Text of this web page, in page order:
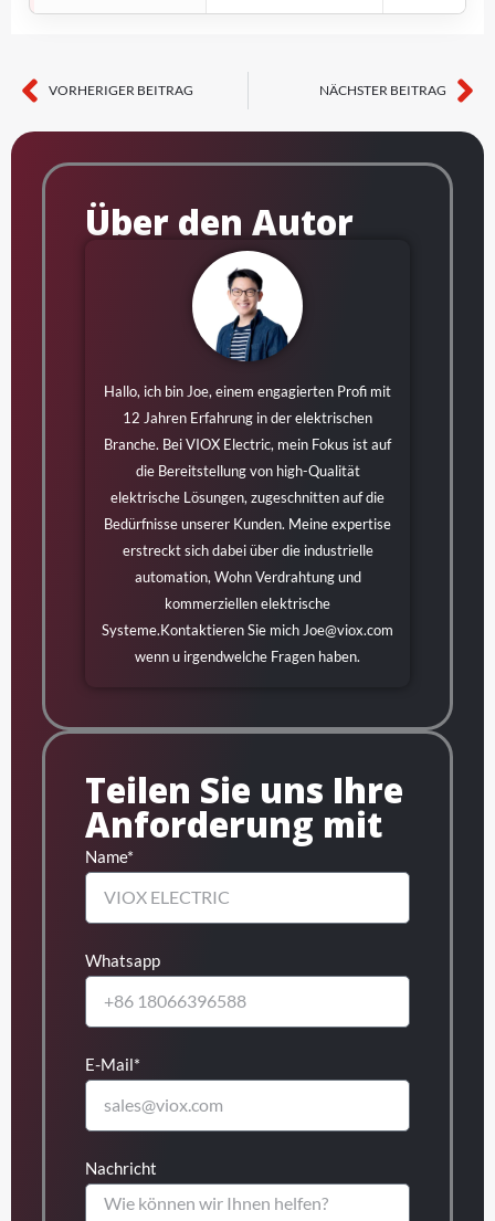
Zurück
VORHERIGER BEITRAG NÄCHSTER BEITRAG
Über den Autor
Hallo, ich bin Joe, einem engagierten Profi mit
12 Jahren Erfahrung in der elektrischen
Branche. Bei VIOX Electric, mein Fokus ist auf
die Bereitstellung von high-Qualität
elektrische Lösungen, zugeschnitten auf die
Bedürfnisse unserer Kunden. Meine expertise
erstreckt sich dabei über die industrielle
automation, Wohn Verdrahtung und
kommerziellen elektrische
Systeme.Kontaktieren Sie michJoe@viox.com
wenn u irgendwelche Fragen haben.
Teilen Sie uns Ihre
Anforderung mit
Name*
Whatsapp
E-Mail*
Nachricht